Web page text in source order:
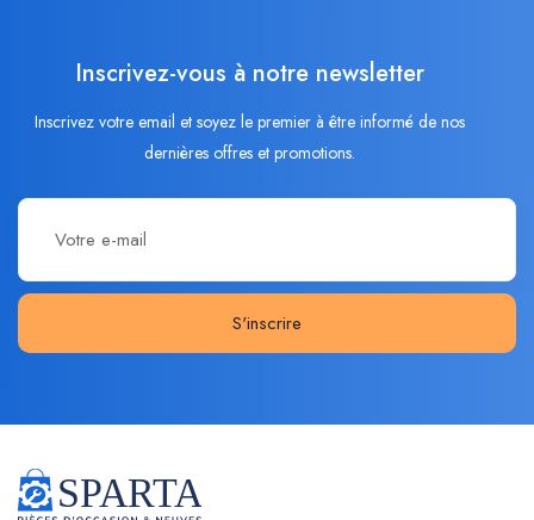
Inscrivez-vous à notre newsletter
Inscrivez votre email et soyez le premier à être informé de nos
dernières offres et promotions.
S'inscrire